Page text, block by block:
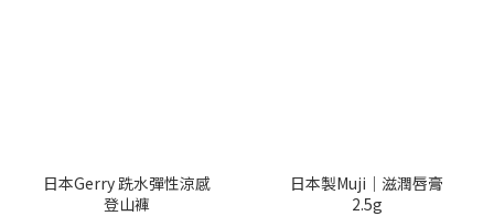
日本Gerry 跣水彈性涼感
登山褲
日本製Muji｜滋潤唇膏
2.5g